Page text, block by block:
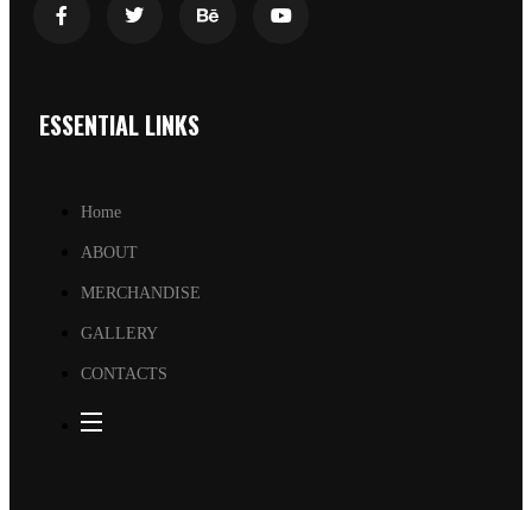
ESSENTIAL LINKS
Home
ABOUT
MERCHANDISE
GALLERY
CONTACTS